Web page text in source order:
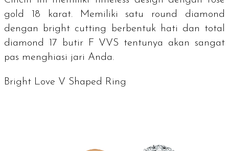
gold
18 karat. Memiliki satu round diamond
dengan bright cutting
berbentuk hati dan total
diamond 17 butir F VVS tentunya akan sangat
pas menghiasi jari Anda.
Bright Love V Shaped Ring